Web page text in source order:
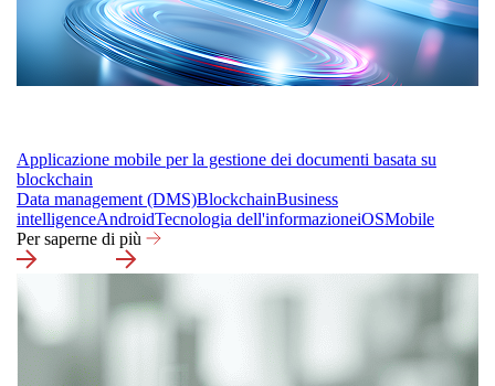
Applicazione mobile per la gestione dei documenti basata su
blockchain
Data management (DMS)BlockchainBusiness
intelligenceAndroidTecnologia dell'informazioneiOSMobile
Per saperne di più